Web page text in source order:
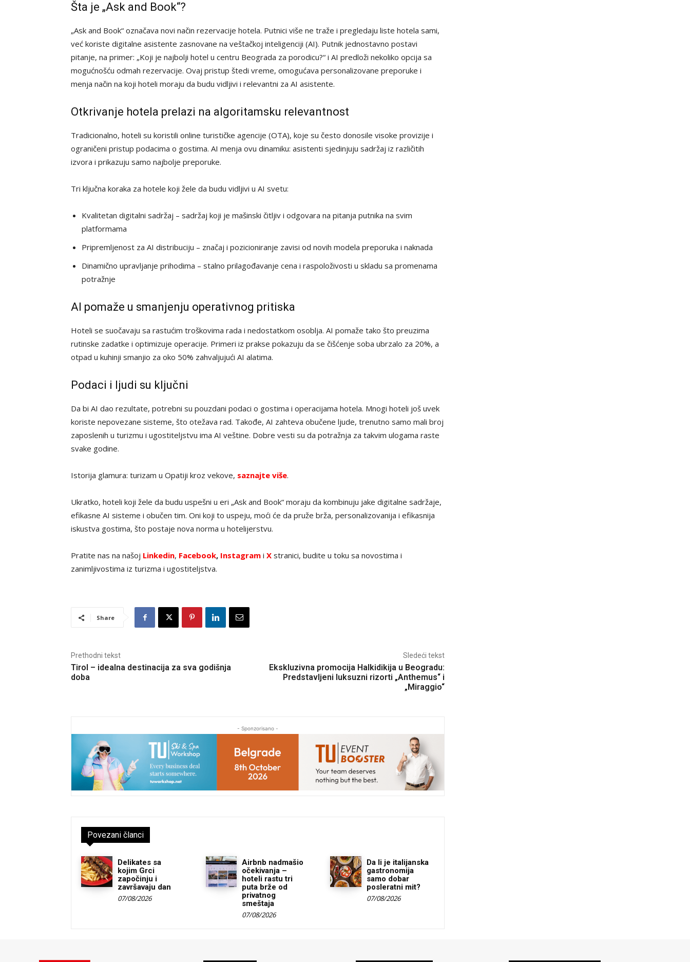
Šta je „Ask and Book“?
„Ask and Book“ označava novi način rezervacije hotela. Putnici više ne traže i pregledaju liste hotela sami,
već koriste digitalne asistente zasnovane na veštačkoj inteligenciji (AI). Putnik jednostavno postavi
pitanje, na primer: „Koji je najbolji hotel u centru Beograda za porodicu?“ i AI predloži nekoliko opcija sa
mogućnošću odmah rezervacije. Ovaj pristup štedi vreme, omogućava personalizovane preporuke i
menja način na koji hoteli moraju da budu vidljivi i relevantni za AI asistente.
Otkrivanje hotela prelazi na algoritamsku relevantnost
Tradicionalno, hoteli su koristili online turističke agencije (OTA), koje su često donosile visoke provizije i
ograničeni pristup podacima o gostima. AI menja ovu dinamiku: asistenti sjedinjuju sadržaj iz različitih
izvora i prikazuju samo najbolje preporuke.
Tri ključna koraka za hotele koji žele da budu vidljivi u AI svetu:
Kvalitetan digitalni sadržaj – sadržaj koji je mašinski čitljiv i odgovara na pitanja putnika na svim
platformama
Pripremljenost za AI distribuciju – značaj i pozicioniranje zavisi od novih modela preporuka i naknada
Dinamično upravljanje prihodima – stalno prilagođavanje cena i raspoloživosti u skladu sa promenama
potražnje
AI pomaže u smanjenju operativnog pritiska
Hoteli se suočavaju sa rastućim troškovima rada i nedostatkom osoblja. AI pomaže tako što preuzima
rutinske zadatke i optimizuje operacije. Primeri iz prakse pokazuju da se čišćenje soba ubrzalo za 20%, a
otpad u kuhinji smanjio za oko 50% zahvaljujući AI alatima.
Podaci i ljudi su ključni
Da bi AI dao rezultate, potrebni su pouzdani podaci o gostima i operacijama hotela. Mnogi hoteli još uvek
koriste nepovezane sisteme, što otežava rad. Takođe, AI zahteva obučene ljude, trenutno samo mali broj
zaposlenih u turizmu i ugostiteljstvu ima AI veštine. Dobre vesti su da potražnja za takvim ulogama raste
svake godine.
Istorija glamura: turizam u Opatiji kroz vekove, saznajte više.
Ukratko, hoteli koji žele da budu uspešni u eri „Ask and Book“ moraju da kombinuju jake digitalne sadržaje,
efikasne AI sisteme i obučen tim. Oni koji to uspeju, moći će da pruže brža, personalizovanija i efikasnija
iskustva gostima, što postaje nova norma u hotelijerstvu.
Pratite nas na našoj Linkedin, Facebook, Instagram i X stranici, budite u toku sa novostima i
zanimljivostima iz turizma i ugostiteljstva.
Share
Prethodni tekst
Tirol – idealna destinacija za sva godišnja
doba
Sledeći tekst
Ekskluzivna promocija Halkidikija u Beogradu:
Predstavljeni luksuzni rizorti „Anthemus“ i
„Miraggio“
- Sponzorisano -
Povezani članci
Delikates sa
kojim Grci
započinju i
završavaju dan
07/08/2026
Airbnb nadmašio
očekivanja –
hoteli rastu tri
puta brže od
privatnog
smeštaja
07/08/2026
Da li je italijanska
gastronomija
samo dobar
posleratni mit?
07/08/2026